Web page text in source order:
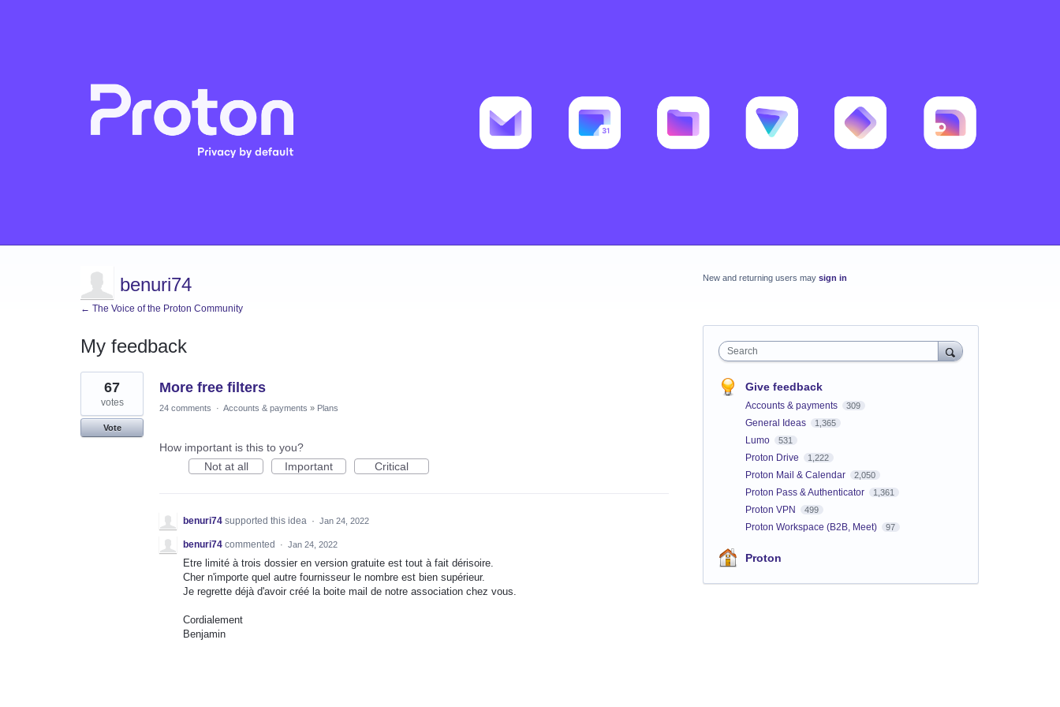
benuri74
← The Voice of the Proton Community
My feedback
1
result
found
More free filters
67
votes
Vote
24 comments · Accounts & payments » Plans
How important is this to you?
Not at all
Important Critical
benuri74 supported this idea · Jan 24, 2022
benuri74 commented · Jan 24, 2022
Etre limité à trois dossier en version gratuite est tout à fait dérisoire.
Cher n'importe quel autre fournisseur le nombre est bien supérieur.
Je regrette déjà d'avoir créé la boite mail de notre association chez vous.
Cordialement
Benjamin
New and returning users may sign in
Search
Give feedback
Accounts & payments 309
General Ideas 1,365
Lumo 531
Proton Drive 1,222
Proton Mail & Calendar 2,050
Proton Pass & Authenticator 1,361
Proton VPN 499
Proton Workspace (B2B, Meet) 97
Proton